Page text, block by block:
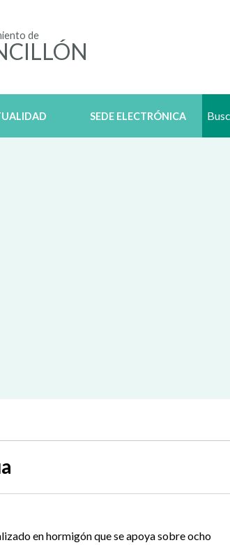
de
SEDE ELECTRÓNICA
en hormigón que se apoya sobre ocho